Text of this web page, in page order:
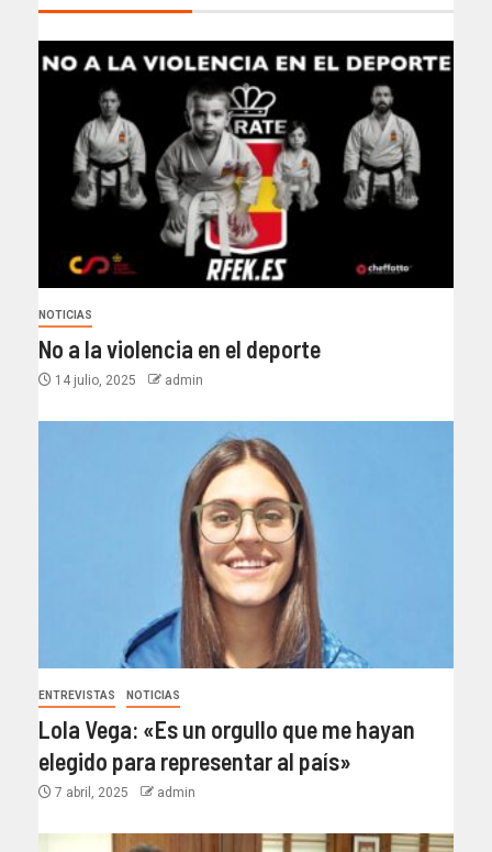
NOTICIAS
No a la violencia en el deporte
14 julio, 2025 admin
ENTREVISTAS NOTICIAS
Lola Vega: «Es un orgullo que me hayan
elegido para representar al país»
7 abril, 2025 admin